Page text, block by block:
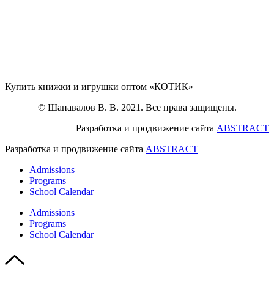
Купить книжки и игрушки оптом «КОТИК»
© Шапавалов В. В. 2021. Все права защищены.
Разработка и продвижение сайта ABSTRACT
Разработка и продвижение сайта ABSTRACT
Admissions
Programs
School Calendar
Admissions
Programs
School Calendar